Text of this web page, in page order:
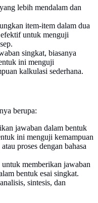
lebih mendalam dan
item-item dalam dua
untuk menguji
singkat, biasanya
ini menguji
kalkulasi sederhana.
berupa:
jawaban dalam bentuk
ini menguji kemampuan
proses dengan bahasa
memberikan jawaban
bentuk esai singkat.
sintesis, dan